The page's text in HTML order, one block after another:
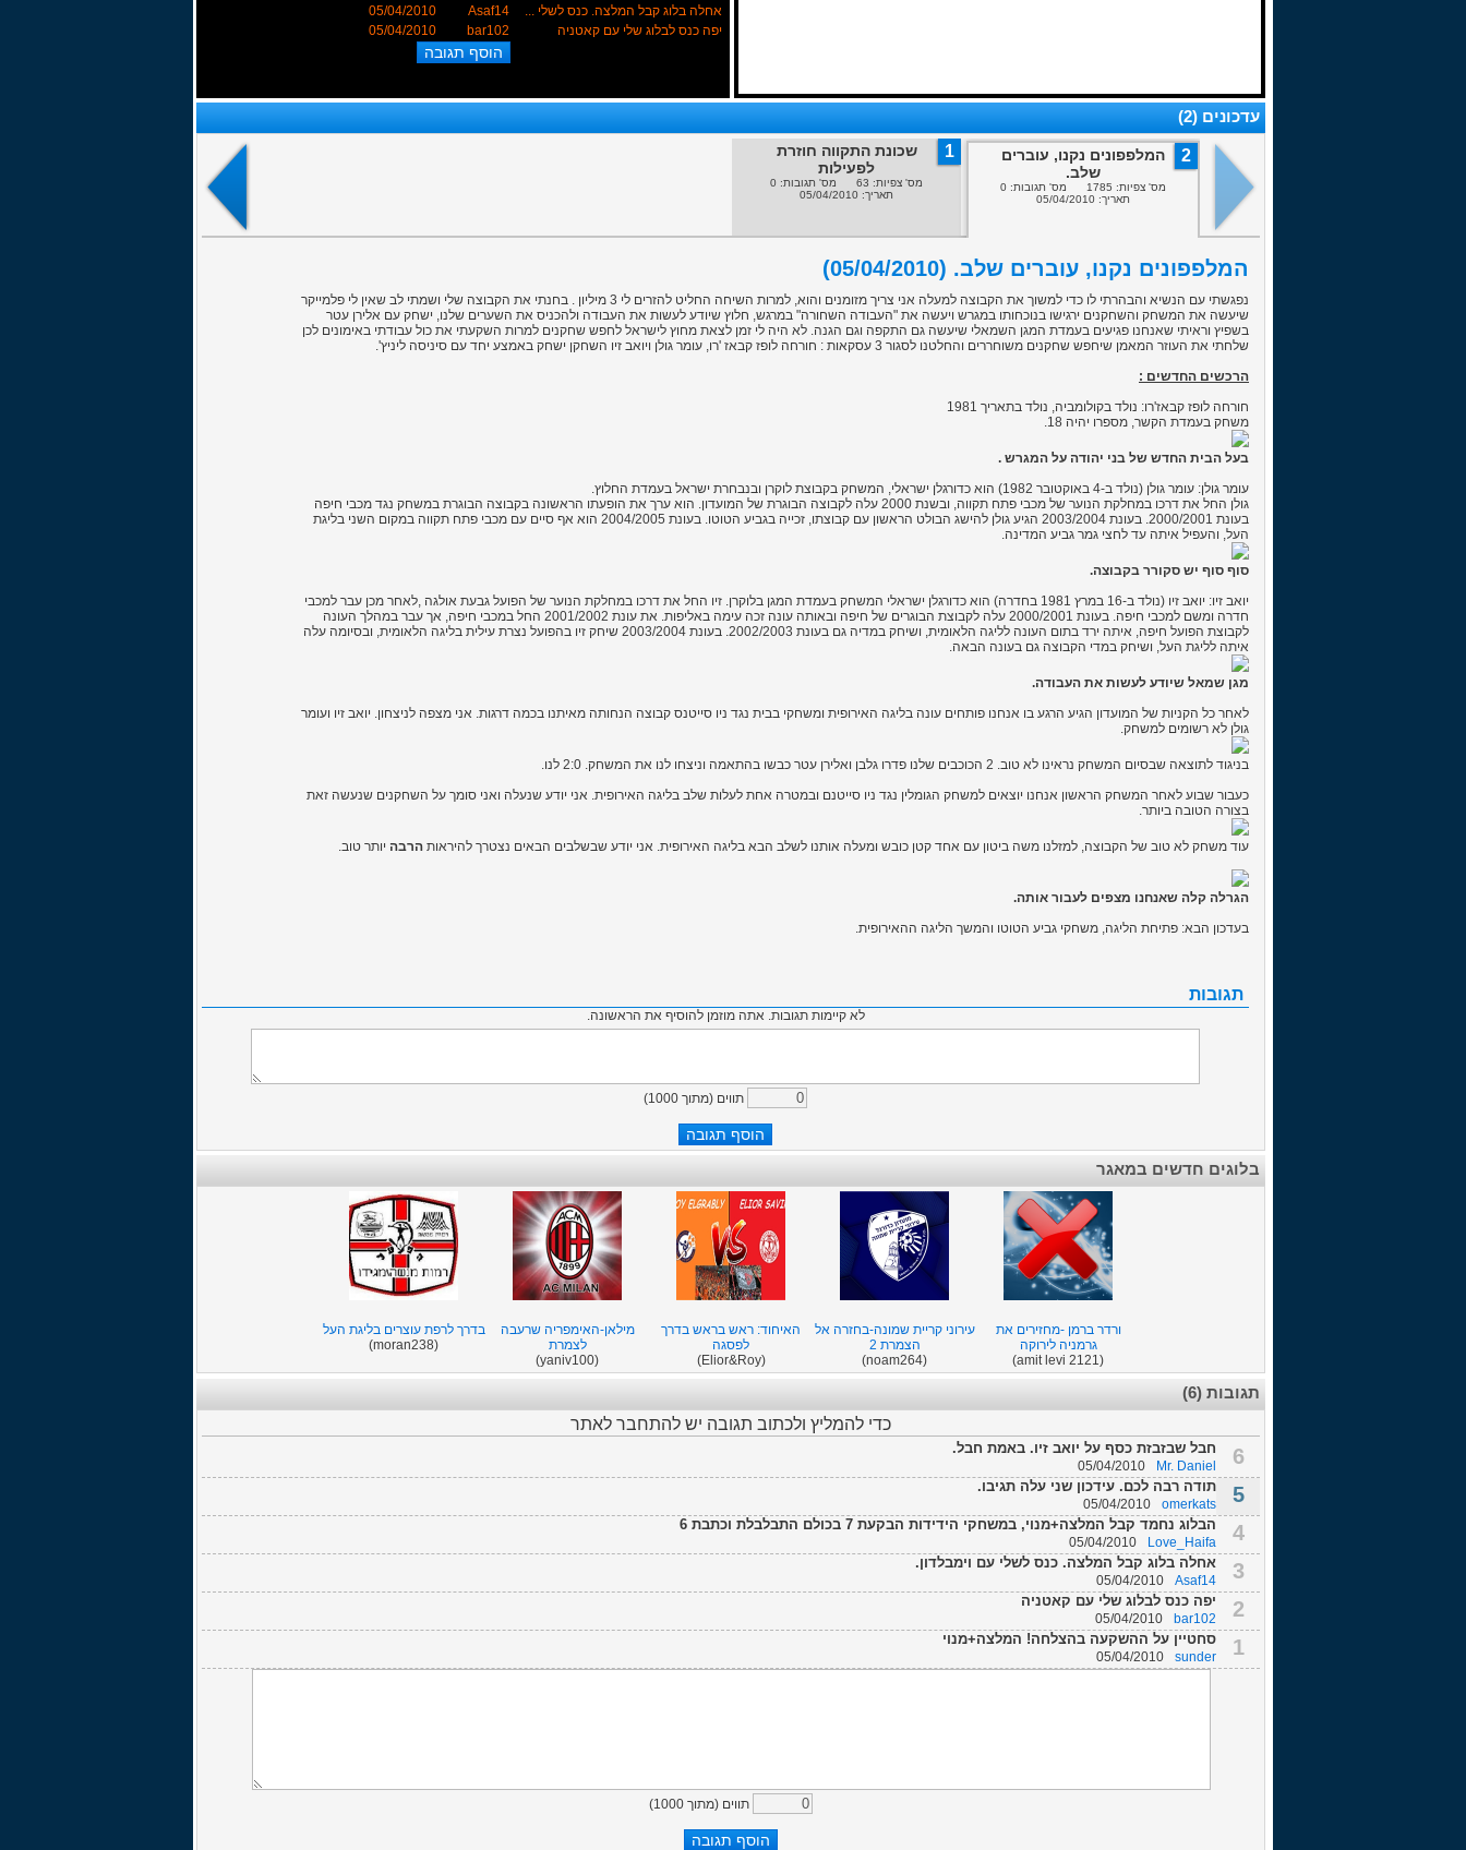
אחלה בלוג קבל המלצה. כנס לשלי ...
Asaf14
05/04/2010
יפה כנס לבלוג שלי עם קאטניה
bar102
05/04/2010
עדכונים (2)
2
המלפפונים נקנו, עוברים
שלב.
מס' צפיות: 1785 מס' תגובות: 0
תאריך: 05/04/2010
1
שכונת התקווה חוזרת
לפעילות
מס' צפיות: 63 מס' תגובות: 0
תאריך: 05/04/2010
המלפפונים נקנו, עוברים שלב. (05/04/2010)
נפגשתי עם הנשיא והבהרתי לו כדי למשוך את הקבוצה למעלה אני צריך מזומנים והוא, למרות השיחה החליט להזרים לי 3 מיליון . בחנתי את הקבוצה שלי ושמתי לב שאין לי פלמייקר
שיעשה את המשחק והשחקנים ירגישו בנוכחותו במגרש ויעשה את "העבודה השחורה" במרגש, חלוץ שיודע לעשות את העבודה ולהכניס את השערים שלנו, ישחק עם אלירן עטר
בשפיץ וראיתי שאנחנו פגיעים בעמדת המגן השמאלי שיעשה גם התקפה וגם הגנה. לא היה לי זמן לצאת מחוץ לישראל לחפש שחקנים למרות השקעתי את כול עבודתי באימונים לכן
שלחתי את העוזר המאמן שיחפש שחקנים משוחררים והחלטנו לסגור 3 עסקאות : חורחה לופז קבאז 'רו, עומר גולן ויואב זיו השחקן ישחק באמצע יחד עם סיניסה ליניץ'.
הרכשים החדשים :
חורחה לופז קבאז'רו: נולד בקולומביה, נולד בתאריך 1981
משחק בעמדת הקשר, מספרו יהיה 18.
בעל הבית החדש של בני יהודה על המגרש .
עומר גולן: עומר גולן (נולד ב-4 באוקטובר 1982) הוא כדורגלן ישראלי, המשחק בקבוצת לוקרן ובנבחרת ישראל בעמדת החלוץ.
גולן החל את דרכו במחלקת הנוער של מכבי פתח תקווה, ובשנת 2000 עלה לקבוצה הבוגרת של המועדון. הוא ערך את הופעתו הראשונה בקבוצה הבוגרת במשחק נגד מכבי חיפה
בעונת 2000/2001. בעונת 2003/2004 הגיע גולן להישג הבולט הראשון עם קבוצתו, זכייה בגביע הטוטו. בעונת 2004/2005 הוא אף סיים עם מכבי פתח תקווה במקום השני בליגת
העל, והעפיל איתה עד לחצי גמר גביע המדינה.
סוף סוף יש סקורר בקבוצה.
יואב זיו: יואב זיו (נולד ב-16 במרץ 1981 בחדרה) הוא כדורגלן ישראלי המשחק בעמדת המגן בלוקרן. זיו החל את דרכו במחלקת הנוער של הפועל גבעת אולגה ,לאחר מכן עבר למכבי
חדרה ומשם למכבי חיפה. בעונת 2000/2001 עלה לקבוצת הבוגרים של חיפה ובאותה עונה זכה עימה באליפות. את עונת 2001/2002 החל במכבי חיפה, אך עבר במהלך העונה
לקבוצת הפועל חיפה, איתה ירד בתום העונה לליגה הלאומית, ושיחק במדיה גם בעונת 2002/2003. בעונת 2003/2004 שיחק זיו בהפועל נצרת עילית בליגה הלאומית, ובסיומה עלה
איתה לליגת העל, ושיחק במדי הקבוצה גם בעונה הבאה.
מגן שמאל שיודע לעשות את העבודה.
לאחר כל הקניות של המועדון הגיע הרגע בו אנחנו פותחים עונה בליגה האירופית ומשחקי בבית נגד ניו סייטנס קבוצה הנחותה מאיתנו בכמה דרגות. אני מצפה לניצחון. יואב זיו ועומר
גולן לא רשומים למשחק.
בניגוד לתוצאה שבסיום המשחק נראינו לא טוב. 2 הכוכבים שלנו פדרו גלבן ואלירן עטר כבשו בהתאמה וניצחו לנו את המשחק. 2:0 לנו.
כעבור שבוע לאחר המשחק הראשון אנחנו יוצאים למשחק הגומלין נגד ניו סייטנם ובמטרה אחת לעלות שלב בליגה האירופית. אני יודע שנעלה ואני סומך על השחקנים שנעשה זאת
בצורה הטובה ביותר.
עוד משחק לא טוב של הקבוצה, למזלנו משה ביטון עם אחד קטן כובש ומעלה אותנו לשלב הבא בליגה האירופית. אני יודע שבשלבים הבאים נצטרך להיראות הרבה יותר טוב.
הגרלה קלה שאנחנו מצפים לעבור אותה.
בעדכון הבא: פתיחת הליגה, משחקי גביע הטוטו והמשך הליגה ההאירופית.
תגובות
לא קיימות תגובות. אתה מוזמן להוסיף את הראשונה.
תווים (מתוך 1000
)
בלוגים חדשים במאגר
ורדר ברמן -מחזירים את
גרמניה לירוקה
(amit levi 2121)
עירוני קריית שמונה-בחזרה אל
הצמרת 2
(noam264)
האיחוד: ראש בראש בדרך
לפסגה
(Elior&Roy)
מילאן-האימפריה שרעבה
לצמרת
(yaniv100)
בדרך לרפת עוצרים בליגת העל
(moran238)
תגובות (6)
כדי להמליץ ולכתוב תגובה יש להתחבר לאתר
6 חבל שבזבזת כסף על יואב זיו. באמת חבל.
Mr. Daniel
05/04/2010
5 תודה רבה לכם. עידכון שני עלה תגיבו.
omerkats
05/04/2010
4 הבלוג נחמד קבל המלצה+מנוי, במשחקי הידידות הבקעת 7 בכולם התבלבלת וכתבת 6
Love_Haifa
05/04/2010
3 אחלה בלוג קבל המלצה. כנס לשלי עם וימבלדון.
Asaf14
05/04/2010
2 יפה כנס לבלוג שלי עם קאטניה
bar102
05/04/2010
1 סחטיין על ההשקעה בהצלחה! המלצה+מנוי
sunder
05/04/2010
תווים (מתוך 1000
)